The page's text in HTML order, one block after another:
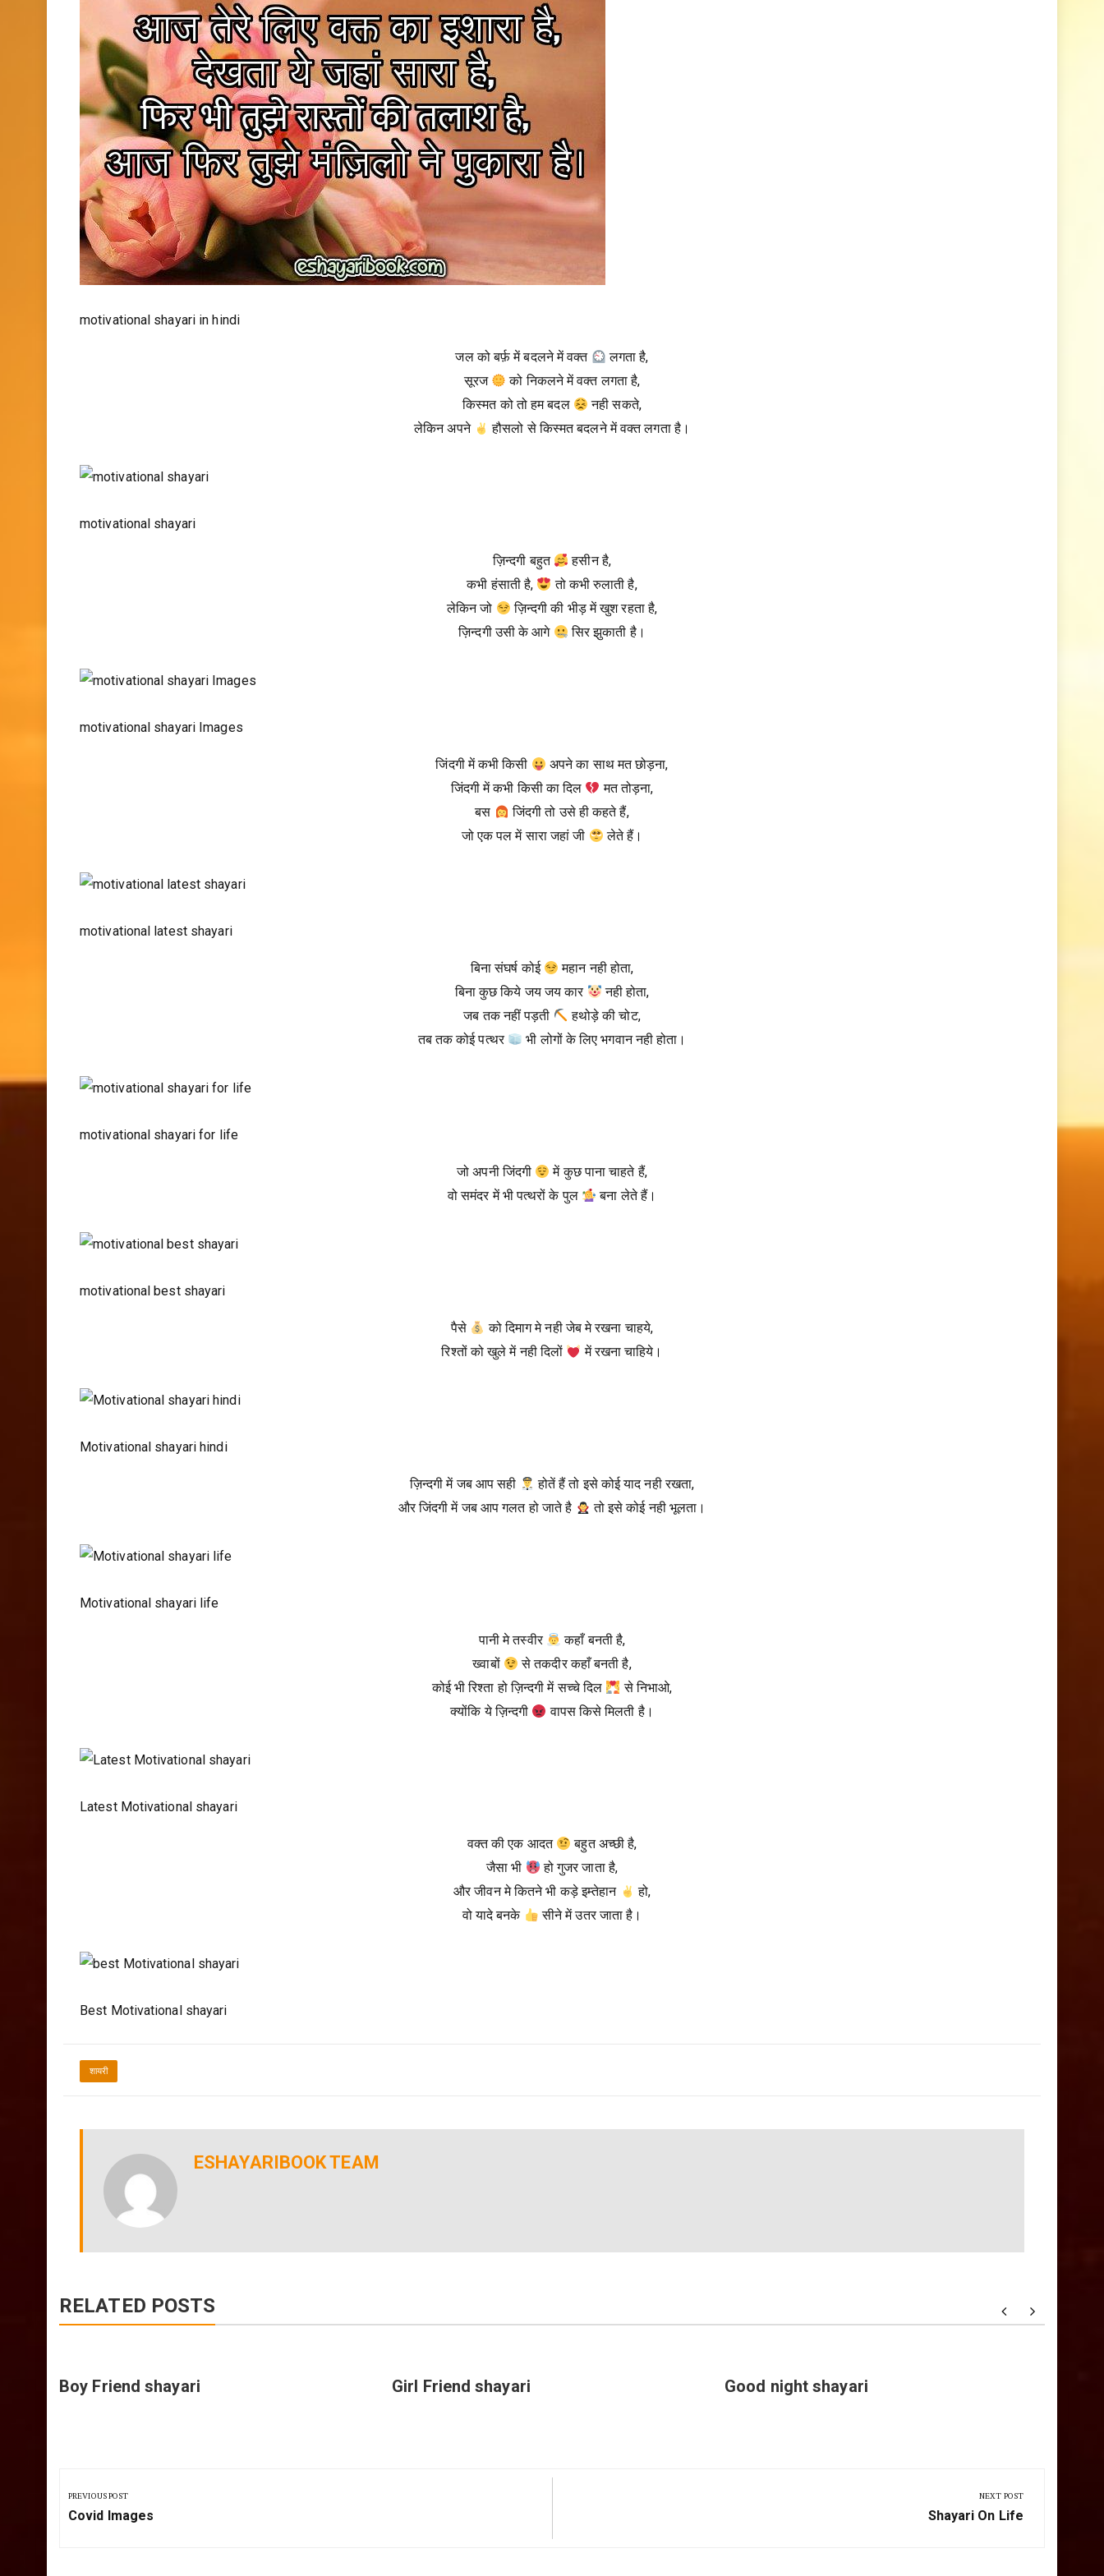
motivational shayari in hindi
जल को बर्फ़ में बदलने में वक्त
लगता है,
सूरज
को निकलने में वक्त लगता है,
किस्मत को तो हम बदल
नही सकते,
लेकिन अपने
हौसलो से किस्मत बदलने में वक्त लगता है।
motivational shayari
ज़िन्दगी बहुत
हसीन है,
कभी हंसाती है,
तो कभी रुलाती है,
लेकिन जो
ज़िन्दगी की भीड़ में खुश रहता है,
ज़िन्दगी उसी के आगे
सिर झुकाती है।
motivational shayari Images
जिंदगी में कभी किसी
अपने का साथ मत छोड़ना,
जिंदगी में कभी किसी का दिल
मत तोड़ना,
बस
जिंदगी तो उसे ही कहते हैं,
जो एक पल में सारा जहां जी
लेते हैं।
motivational latest shayari
बिना संघर्ष कोई
महान नही होता,
बिना कुछ किये जय जय कार
नही होता,
जब तक नहीं पड़ती
हथोड़े की चोट,
तब तक कोई पत्थर
भी लोगों के लिए भगवान नही होता।
motivational shayari for life
जो अपनी जिंदगी
में कुछ पाना चाहते हैं,
वो समंदर में भी पत्थरों के पुल
बना लेते हैं।
motivational best shayari
पैसे
को दिमाग मे नही जेब मे रखना चाहये,
रिश्तों को खुले में नही दिलों
में रखना चाहिये।
Motivational shayari hindi
ज़िन्दगी में जब आप सही
होतें हैं तो इसे कोई याद नही रखता,
और जिंदगी में जब आप गलत हो जाते है
तो इसे कोई नही भूलता।
Motivational shayari life
पानी मे तस्वीर
कहाँ बनती है,
ख्वाबों
से तकदीर कहाँ बनती है,
कोई भी रिश्ता हो ज़िन्दगी में सच्चे दिल
से निभाओ,
क्योंकि ये ज़िन्दगी
वापस किसे मिलती है।
Latest Motivational shayari
वक्त की एक आदत
बहुत अच्छी है,
जैसा भी
हो गुजर जाता है,
और जीवन मे कितने भी कड़े इम्तेहान
हो,
वो यादे बनके
सीने में उतर जाता है।
Best Motivational shayari
शायरी
ESHAYARIBOOK TEAM
RELATED POSTS
Boy Friend shayari Girl Friend shayari Good night shayari
navigation
PREVIOUS POST
Previous
Covid Images
NEXT POST
Next
Shayari On Life